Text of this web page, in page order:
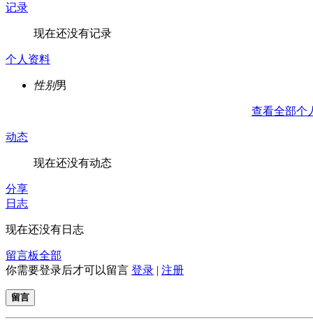
记录
现在还没有记录
个人资料
性别男
查看全部个
动态
现在还没有动态
分享
日志
现在还没有日志
留言板全部
你需要登录后才可以留言 登录 | 注册
留言